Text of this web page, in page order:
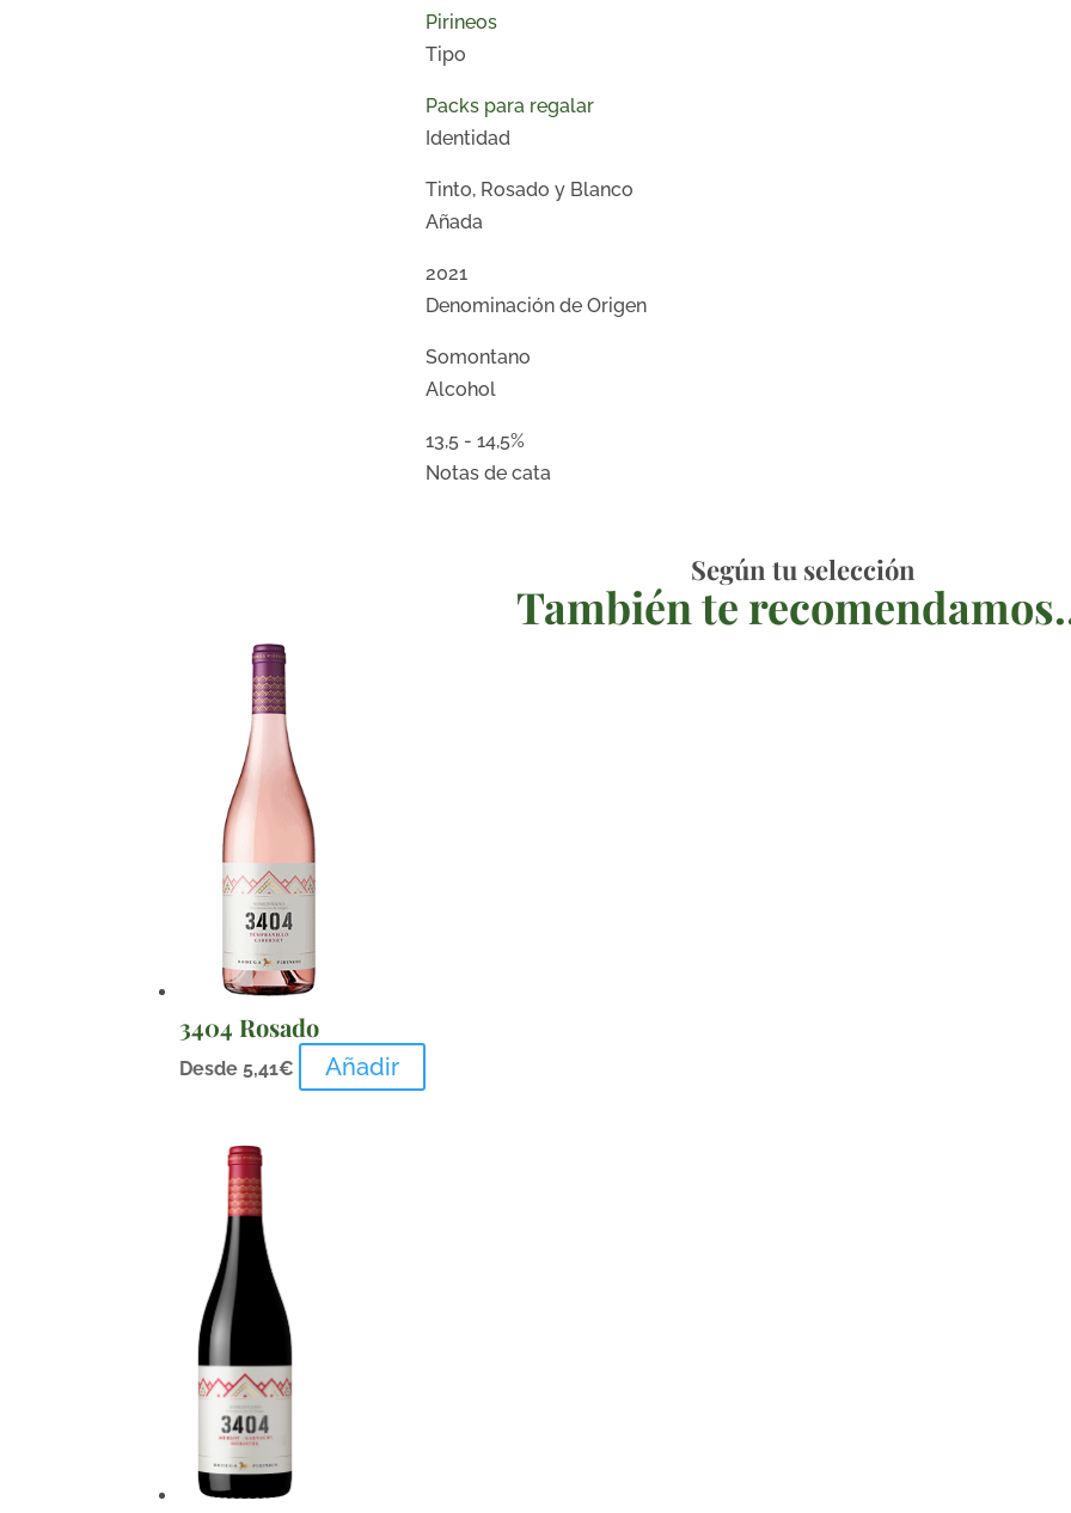
Pirineos
Tipo
Packs para regalar
Identidad
Tinto, Rosado y Blanco
Añada
2021
Denominación de Origen
Somontano
Alcohol
13,5 - 14,5%
Notas de cata
Según tu selección
También te
3404 Rosado
Desde 5,41€ Añadir